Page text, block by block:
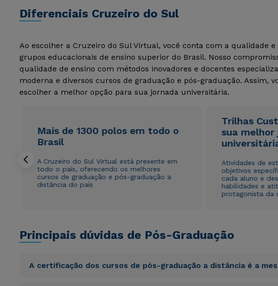
Diferenciais Cruzeiro do Sul
Ao escolher a Cruzeiro do Sul Virtual, você conta com a qualidade
grupos educacionais de ensino superior do Brasil. Nosso
qualidade de ensino com métodos inovadores e docentes
moderna e diversos cursos de graduação e pós-graduação. Assim,
escolher a melhor opção para sua jornada universitária.
Mais de 1300 polos em todo o
Brasil
A Cruzeiro do Sul Virtual está presente em
todo o país, oferecendo os melhores
cursos de graduação e pós-graduação a
distância do país
Trilhas
sua melhor
Atividades de
objetivos
cada aluno e
habilidades e
protagonista da
Principais dúvidas de Pós-Graduação
A certificação dos cursos de pós-graduação a distância é a
Estou de
autorizo
envio de
Estou de
autorizo
envio de